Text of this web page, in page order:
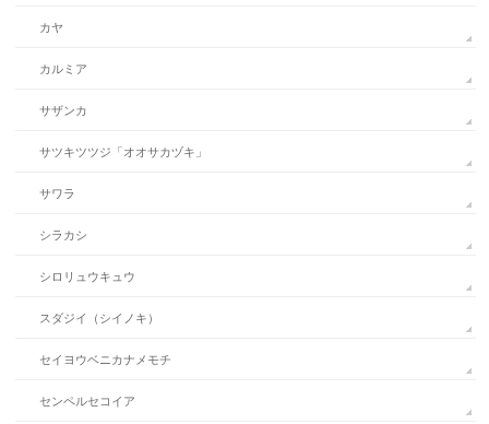
カヤ
カルミア
サザンカ
サツキツツジ「オオサカヅキ」
サワラ
シラカシ
シロリュウキュウ
スダジイ（シイノキ）
セイヨウベニカナメモチ
センペルセコイア